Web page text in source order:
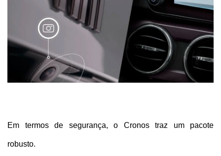
Em termos de segurança, o Cronos traz um pacote
robusto.